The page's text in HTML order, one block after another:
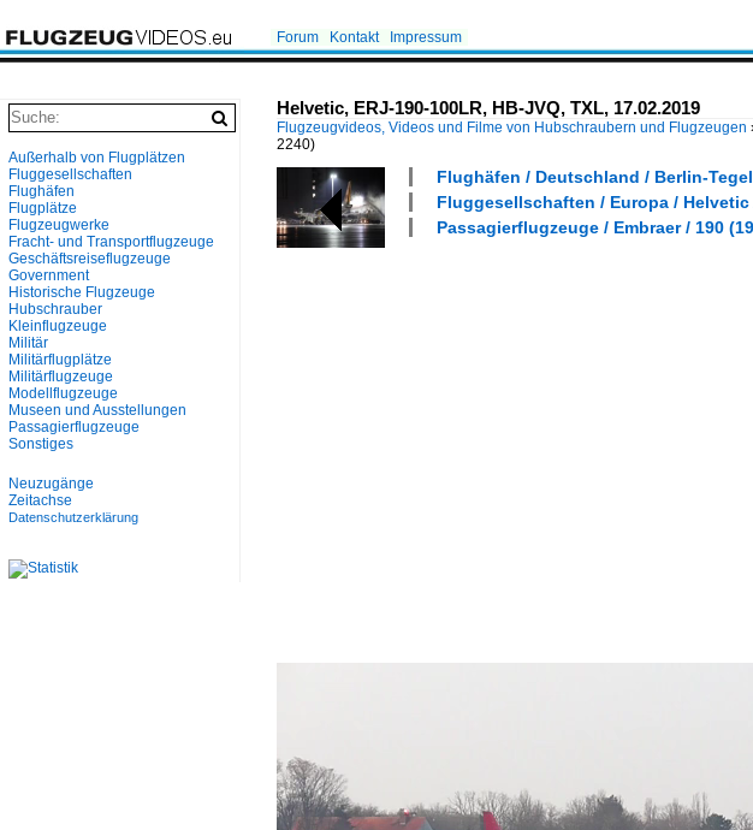
Forum Kontakt Impressum
Helvetic, ERJ-190-100LR, HB-JVQ, TXL, 17.02.2019
Flugzeugvideos, Videos und Filme von Hubschraubern und Flugzeugen
2240)
Flughäfen / Deutschland / Berlin-
Fluggesellschaften / Europa / Helvetic
Passagierflugzeuge / Embraer / 190
Außerhalb von Flugplätzen
Fluggesellschaften
Flughäfen
Flugplätze
Flugzeugwerke
Fracht- und Transportflugzeuge
Geschäftsreiseflugzeuge
Government
Historische Flugzeuge
Hubschrauber
Kleinflugzeuge
Militär
Militärflugplätze
Militärflugzeuge
Modellflugzeuge
Museen und Ausstellungen
Passagierflugzeuge
Sonstiges
Neuzugänge
Zeitachse
Datenschutzerklärung